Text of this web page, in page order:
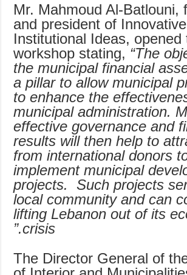
Mr. Mahmoud Al-Batlouni,
and president of Innovative
Institutional Ideas, opened
workshop stating, “The
the municipal financial
a pillar to allow municipal
to enhance the
municipal administration.
effective governance and
results will then help to
from international donors
implement municipal
projects. Such projects
local community and can
lifting Lebanon out of its
crisis.”
The Director General of